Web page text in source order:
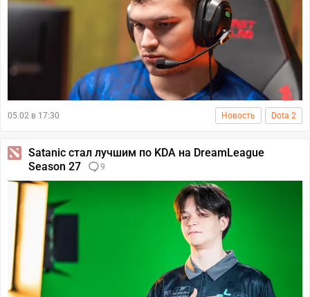
05.02 в 17:30 Новость Dota 2
Satanic стал лучшим по KDA на DreamLeague
Season 27
9